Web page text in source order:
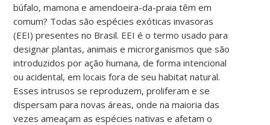
búfalo, mamona e amendoeira-da-praia têm em
comum? Todas são espécies exóticas invasoras
(EEI) presentes no Brasil. EEI é o termo usado para
designar plantas, animais e microrganismos que são
introduzidos por ação humana, de forma intencional
ou acidental, em locais fora de seu habitat natural.
Esses intrusos se reproduzem, proliferam e se
dispersam para novas áreas, onde na maioria das
vezes ameaçam as espécies nativas e afetam o